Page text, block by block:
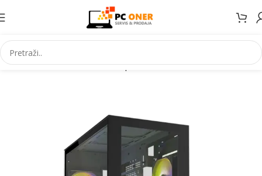
Početna Informatika PC komponente Kućišta